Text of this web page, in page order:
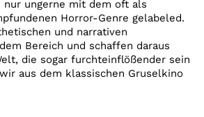
nur ungerne mit dem oft als
Horror-Genre gelabeled.
und narrativen
Bereich und schaffen daraus
die sogar furchteinflößender sein
aus dem klassischen Gruselkino